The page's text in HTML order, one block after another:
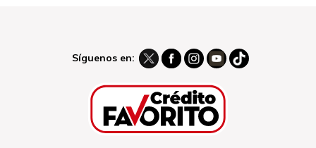
Síguenos en: